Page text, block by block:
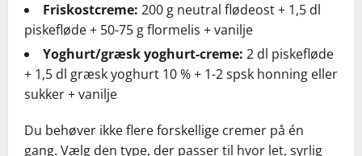
Friskostcreme: 200 g neutral flødeost + 1,5 dl
piskefløde + 50-75 g flormelis + vanilje
Yoghurt/græsk yoghurt-creme: 2 dl piskefløde
+ 1,5 dl græsk yoghurt 10 % + 1-2 spsk honning eller
sukker + vanilje
Du behøver ikke flere forskellige cremer på én
gang. Vælg den type, der passer til hvor let, syrlig